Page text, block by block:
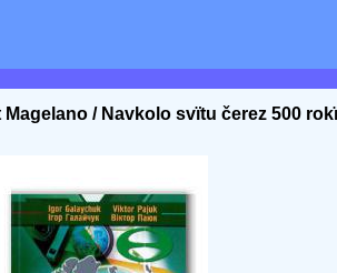
/ Navkolo svïtu čerez 500